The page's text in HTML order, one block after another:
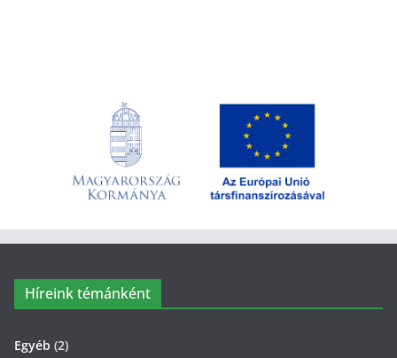
Híreink témánként
Egyéb (2)